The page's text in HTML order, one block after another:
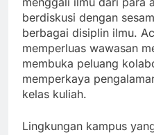
berdiskusi dengan
berbagai disiplin ilmu.
memperluas wawasan
membuka peluang
memperkaya
kelas kuliah.
Lingkungan kampus